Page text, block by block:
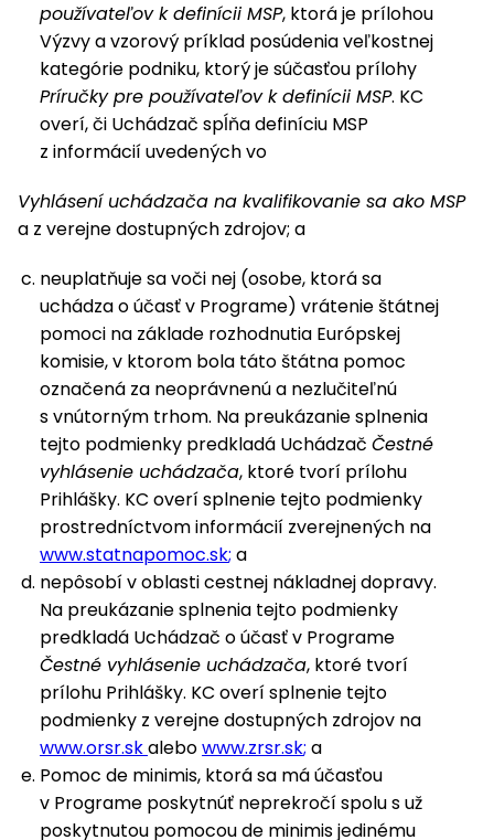
používateľov k definícii MSP, ktorá je prílohou
Výzvy a vzorový príklad posúdenia veľkostnej
kategórie podniku, ktorý je súčasťou prílohy
Príručky pre používateľov k definícii MSP. KC
overí, či Uchádzač spĺňa definíciu MSP
z informácií uvedených vo
Vyhlásení uchádzača na kvalifikovanie sa ako MSP
a z verejne dostupných zdrojov; a
neuplatňuje sa voči nej (osobe, ktorá sa
uchádza o účasť v Programe) vrátenie štátnej
pomoci na základe rozhodnutia Európskej
komisie, v ktorom bola táto štátna pomoc
označená za neoprávnenú a nezlučiteľnú
s vnútorným trhom. Na preukázanie splnenia
tejto podmienky predkladá Uchádzač Čestné
vyhlásenie uchádzača, ktoré tvorí prílohu
Prihlášky. KC overí splnenie tejto podmienky
prostredníctvom informácií zverejnených na
www.statnapomoc.sk; a
nepôsobí v oblasti cestnej nákladnej dopravy.
Na preukázanie splnenia tejto podmienky
predkladá Uchádzač o účasť v Programe
Čestné vyhlásenie uchádzača, ktoré tvorí
prílohu Prihlášky. KC overí splnenie tejto
podmienky z verejne dostupných zdrojov na
www.orsr.skalebowww.zrsr.sk; a
Pomoc de minimis, ktorá sa má účasťou
v Programe poskytnúť neprekročí spolu s už
poskytnutou pomocou de minimis jedinému